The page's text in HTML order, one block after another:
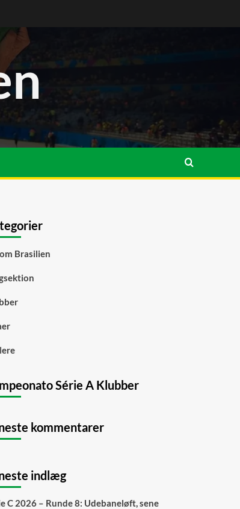
Brasilien
Série A Klubber
kommentarer
indlæg
C 2026 – Runde 8: Udebaneløft, sene